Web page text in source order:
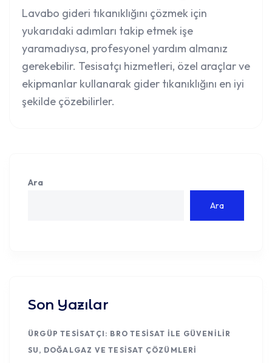
Lavabo gideri tıkanıklığını çözmek için
yukarıdaki adımları takip etmek işe
yaramadıysa, profesyonel yardım almanız
gerekebilir. Tesisatçı hizmetleri, özel araçlar ve
ekipmanlar kullanarak gider tıkanıklığını en iyi
şekilde çözebilirler.
Ara
Ara
Son Yazılar
ÜRGÜP TESISATÇI: BRO TESISAT ILE GÜVENILIR
SU, DOĞALGAZ VE TESISAT ÇÖZÜMLERI